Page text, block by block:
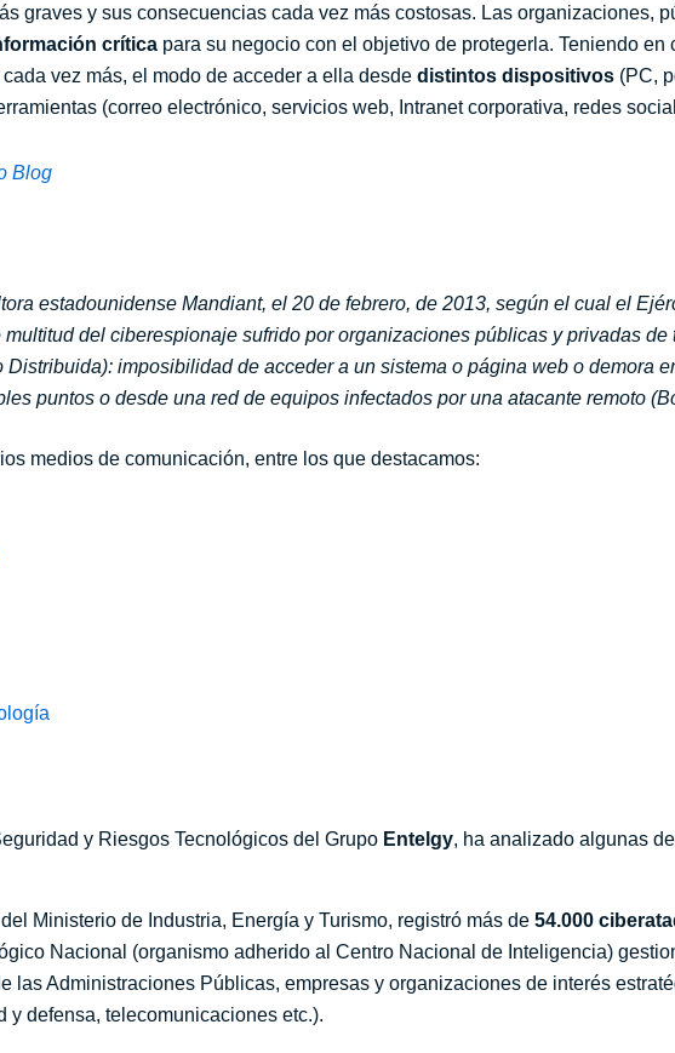
graves y sus consecuencias cada vez más costosas. Las organizaciones,
crítica para su negocio con el objetivo de protegerla. Teniendo en
vez más, el modo de acceder a ella desde distintos dispositivos (PC,
(correo electrónico, servicios web, Intranet corporativa, redes
Blog
estadounidense Mandiant, el 20 de febrero, de 2013, según el cual el
del ciberespionaje sufrido por organizaciones públicas y privadas de
imposibilidad de acceder a un sistema o página web o demora
puntos o desde una red de equipos infectados por una atacante remoto
medios de comunicación, entre los que destacamos:
y Riesgos Tecnológicos del Grupo Entelgy, ha analizado algunas
Ministerio de Industria, Energía y Turismo, registró más de 54.000
Nacional (organismo adherido al Centro Nacional de Inteligencia)
las Administraciones Públicas, empresas y organizaciones de interés
y defensa, telecomunicaciones etc.).